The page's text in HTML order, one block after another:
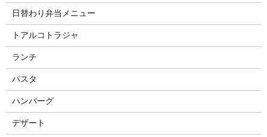
日替わり弁当メニュー
トアルコトラジャ
ランチ
パスタ
ハンバーグ
デザート